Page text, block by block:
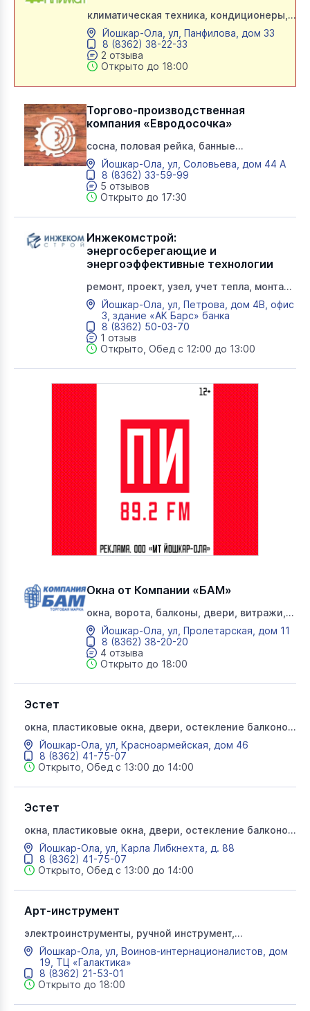
климатическая техника, кондиционеры,
сплит-системы, увлажнители воздуха,
ультразвуковые увлажнители,
очистители воздуха, мойки воздуха,
камины, осушители, тепловое
оборудование, конвектора, тепловые
Йошкар-Ола, ул, Панфилова, дом 33
8 (8362) 38-22-33
2 отзыва
Открыто до 18:00
Торгово-производственная
компания «Евродосочка»
сосна, половая рейка, банные
аксессуары, бондарные изделия,
галтель, защита древесины, штакетник,
двери стеклянные, банная мебель, окна,
имитация бруса, фальшбрус,
пиломатериалы, доска пола, евровагонка,
лестниц, погонажные изделия
Йошкар-Ола, ул, Соловьева, дом 44 А
8 (8362) 33-59-99
5 отзывов
Открыто до 17:30
Инжекомстрой:
энергосберегающие и
энергоэффективные технологии
ремонт, проект, узел, учет тепла, монтаж,
энергоаудит, прибор, водосчетчики,
теплосчетчики, обслуживание,
отопление, водопровод, работы,
канализация, электроснабжение
Йошкар-Ола, ул, Петрова, дом 4В, офис
3, здание «АК Барс» банка
8 (8362) 50-03-70
1 отзыв
Открыто, Обед с 12:00 до 13:00
Окна от Компании «БАМ»
окна, ворота, балконы, двери, витражи,
рольставни, перегородки,
вентилируемые фасады, автоматические,
гаражные, промышленные ворота, бам
Йошкар-Ола, ул, Пролетарская, дом 11
8 (8362) 38-20-20
4 отзыва
Открыто до 18:00
Эстет
окна, пластиковые окна, двери, остекление балконов,
профили, Эстет
Йошкар-Ола, ул, Красноармейская, дом 46
8 (8362) 41-75-07
Открыто, Обед с 13:00 до 14:00
Эстет
окна, пластиковые окна, двери, остекление балконов,
профили, Эстет
Йошкар-Ола, ул, Карла Либкнехта, д. 88
8 (8362) 41-75-07
Открыто, Обед с 13:00 до 14:00
Арт-инструмент
электроинструменты, ручной инструмент,
перфоратор, садовый электроинструмент, Арт
инструмент
Йошкар-Ола, ул, Воинов-интернационалистов, дом
19, ТЦ «Галактика»
8 (8362) 21-53-01
Открыто до 18:00